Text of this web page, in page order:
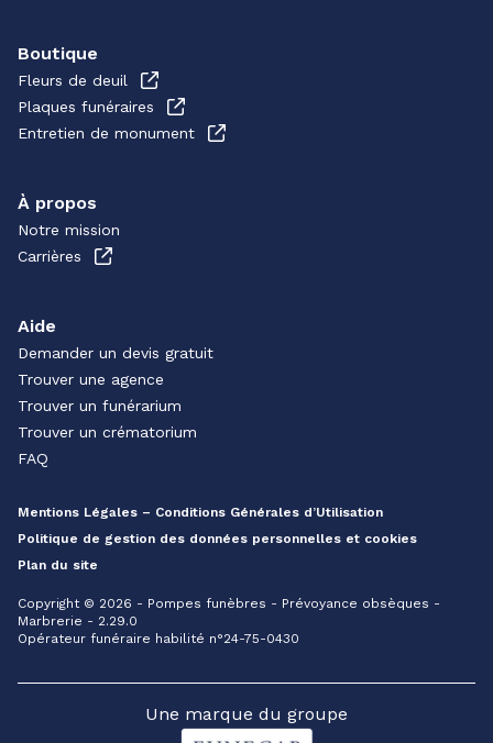
Boutique
Fleurs de deuil
Plaques funéraires
Entretien de monument
À propos
Notre mission
Carrières
Aide
Demander un devis gratuit
Trouver une agence
Trouver un funérarium
Trouver un crématorium
FAQ
Mentions Légales – Conditions Générales d’Utilisation
Politique de gestion des données personnelles et cookies
Plan du site
Copyright © 2026 - Pompes funèbres - Prévoyance obsèques -
Marbrerie - 2.29.0
Opérateur funéraire habilité n°24-75-0430
Une marque du groupe